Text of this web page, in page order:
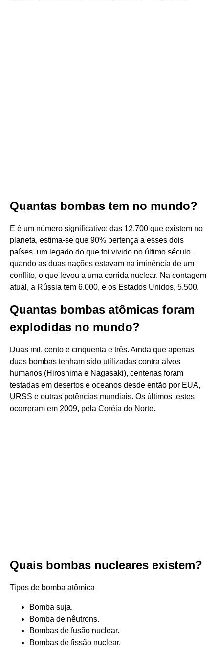
Quantas bombas tem no mundo?
E é um número significativo: das 12.700 que existem no
planeta, estima-se que 90% pertença a esses dois
países, um legado do que foi vivido no último século,
quando as duas nações estavam na iminência de um
conflito, o que levou a uma corrida nuclear. Na contagem
atual, a Rússia tem 6.000, e os Estados Unidos, 5.500.
Quantas bombas atômicas foram
explodidas no mundo?
Duas mil, cento e cinquenta e três. Ainda que apenas
duas bombas tenham sido utilizadas contra alvos
humanos (Hiroshima e Nagasaki), centenas foram
testadas em desertos e oceanos desde então por EUA,
URSS e outras potências mundiais. Os últimos testes
ocorreram em 2009, pela Coréia do Norte.
Quais bombas nucleares existem?
Tipos de bomba atômica
Bomba suja.
Bomba de nêutrons.
Bombas de fusão nuclear.
Bombas de fissão nuclear.